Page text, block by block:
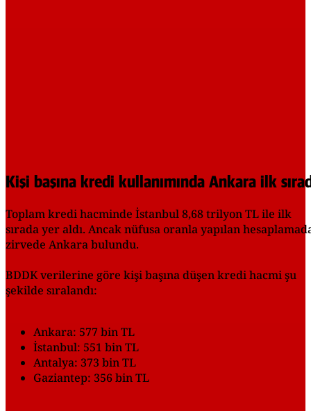
Kişi başına kredi kullanımında Ankara ilk
Toplam kredi hacminde İstanbul 8,68 trilyon TL ile ilk
sırada yer aldı. Ancak nüfusa oranla yapılan
zirvede Ankara bulundu.
BDDK verilerine göre kişi başına düşen kredi hacmi şu
şekilde sıralandı:
Ankara: 577 bin TL
İstanbul: 551 bin TL
Antalya: 373 bin TL
Gaziantep: 356 bin TL